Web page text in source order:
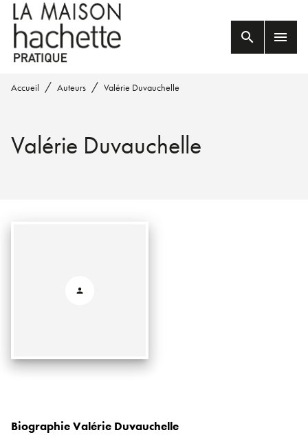
MENU RECHERCHE
PIED DE PAGE
search menu
Accueil / Auteurs / Valérie Duvauchelle
Valérie Duvauchelle
Biographie Valérie Duvauchelle